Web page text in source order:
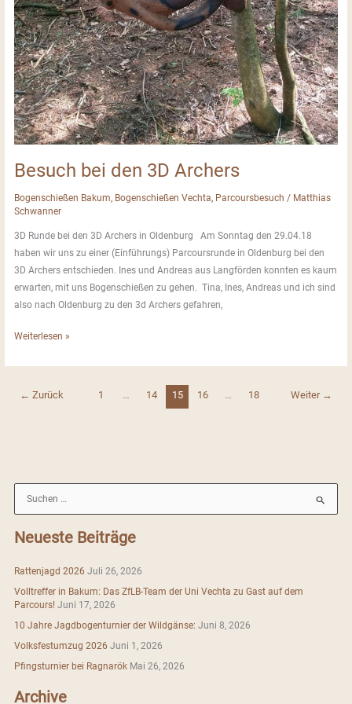
Besuch bei den 3D Archers
Bogenschießen Bakum, Bogenschießen Vechta, Parcoursbesuch / Matthias
Schwanner
3D Runde bei den 3D Archers in Oldenburg Am Sonntag den 29.04.18
haben wir uns zu einer (Einführungs) Parcoursrunde in Oldenburg bei den
3D Archers entschieden. Ines und Andreas aus Langförden konnten es kaum
erwarten, mit uns Bogenschießen zu gehen. Tina, Ines, Andreas und ich sind
also nach Oldenburg zu den 3d Archers gefahren,
Besuch
Weiterlesen »
← Zurück 1 … 14 15 16 … 18 Weiter →
h
n
:
Neueste Beiträge
Rattenjagd 2026 Juli 26, 2026
Volltreffer in Bakum: Das ZfLB-Team der Uni Vechta zu Gast auf dem
Parcours! Juni 17, 2026
10 Jahre Jagdbogenturnier der Wildgänse: Juni 8, 2026
Volksfestumzug 2026 Juni 1, 2026
Pfingsturnier bei Ragnarök Mai 26, 2026
Archive